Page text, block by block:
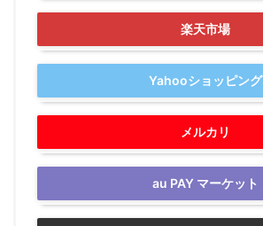
楽天市場
Yahooショッピング
メルカリ
au PAY マーケット